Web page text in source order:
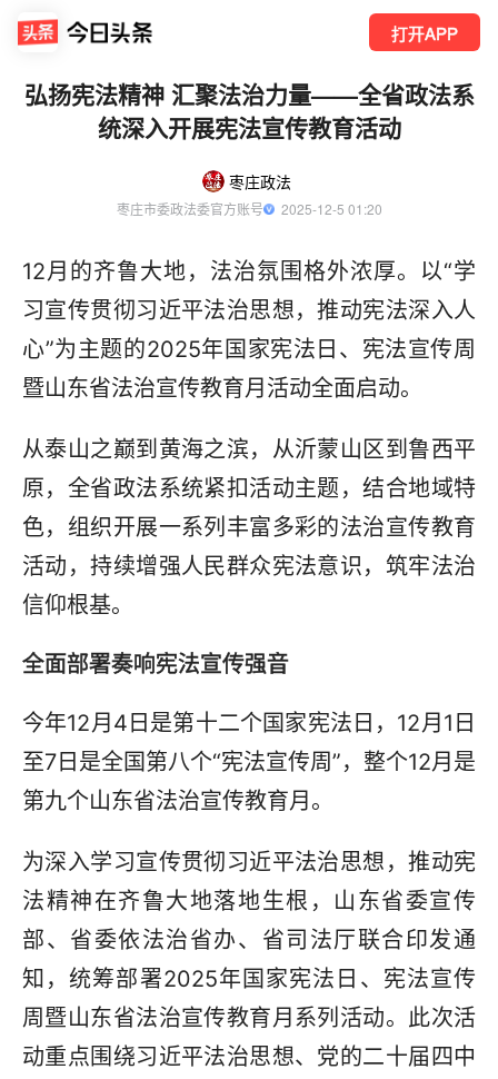
打开APP
弘扬宪法精神 汇聚法治力量——全省政法系
统深入开展宪法宣传教育活动
枣庄政法
枣庄市委政法委官方账号
  2025-12-5 01:20
12月的齐鲁大地，法治氛围格外浓厚。以“学
习宣传贯彻习近平法治思想，推动宪法深入人
心”为主题的2025年国家宪法日、宪法宣传周
暨山东省法治宣传教育月活动全面启动。
从泰山之巅到黄海之滨，从沂蒙山区到鲁西平
原，全省政法系统紧扣活动主题，结合地域特
色，组织开展一系列丰富多彩的法治宣传教育
活动，持续增强人民群众宪法意识，筑牢法治
信仰根基。
全面部署奏响宪法宣传强音
今年12月4日是第十二个国家宪法日，12月1日
至7日是全国第八个“宪法宣传周”，整个12月是
第九个山东省法治宣传教育月。
为深入学习宣传贯彻习近平法治思想，推动宪
法精神在齐鲁大地落地生根，山东省委宣传
部、省委依法治省办、省司法厅联合印发通
知，统筹部署2025年国家宪法日、宪法宣传
周暨山东省法治宣传教育月系列活动。此次活
动重点围绕习近平法治思想、党的二十届四中